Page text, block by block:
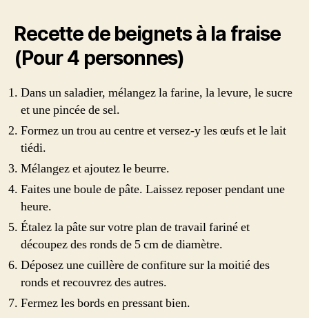
Recette de beignets à la fraise
(Pour 4 personnes)
Dans un saladier, mélangez la farine, la levure, le sucre
et une pincée de sel.
Formez un trou au centre et versez-y les œufs et le lait
tiédi.
Mélangez et ajoutez le beurre.
Faites une boule de pâte. Laissez reposer pendant une
heure.
Étalez la pâte sur votre plan de travail fariné et
découpez des ronds de 5 cm de diamètre.
Déposez une cuillère de confiture sur la moitié des
ronds et recouvrez des autres.
Fermez les bords en pressant bien.